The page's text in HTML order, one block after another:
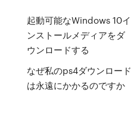
起動可能なWindows 10イ
ンストールメディアをダ
ウンロードする
なぜ私のps4ダウンロード
は永遠にかかるのですか